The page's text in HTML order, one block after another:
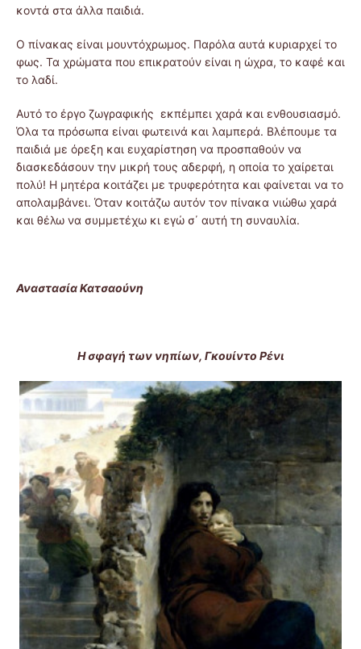
κοντά στα άλλα παιδιά.
Ο πίνακας είναι μουντόχρωμος. Παρόλα αυτά κυριαρχεί το
φως. Τα χρώματα που επικρατούν είναι η ώχρα, το καφέ και
το λαδί.
Αυτό το έργο ζωγραφικής εκπέμπει χαρά και ενθουσιασμό.
Όλα τα πρόσωπα είναι φωτεινά και λαμπερά. Βλέπουμε τα
παιδιά με όρεξη και ευχαρίστηση να προσπαθούν να
διασκεδάσουν την μικρή τους αδερφή, η οποία το χαίρεται
πολύ! Η μητέρα κοιτάζει με τρυφερότητα και φαίνεται να το
απολαμβάνει. Όταν κοιτάζω αυτόν τον πίνακα νιώθω χαρά
και θέλω να συμμετέχω κι εγώ σ΄ αυτή τη συναυλία.
Αναστασία Κατσαούνη
Η σφαγή των νηπίων, Γκουίντο Ρένι